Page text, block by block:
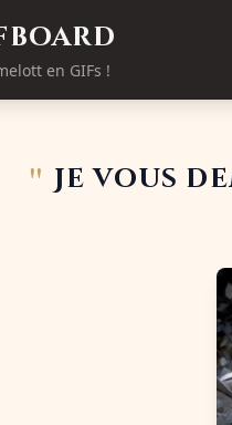
en GIFs !
" Je vous